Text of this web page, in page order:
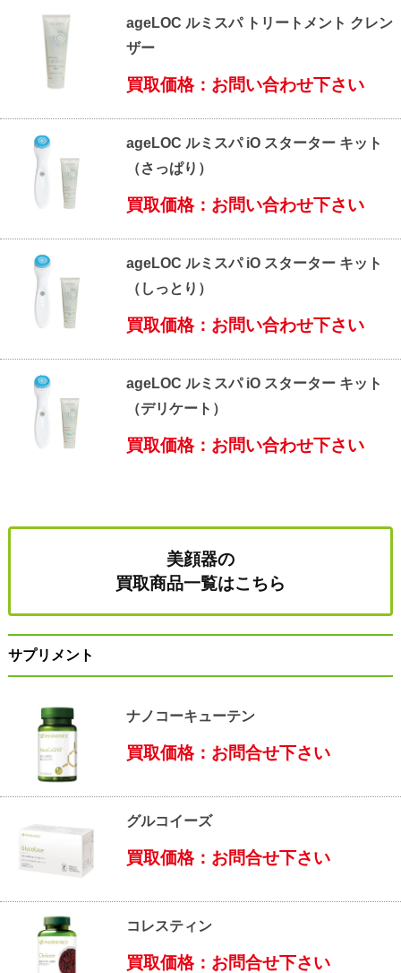
ageLOC ルミスパ トリートメント クレン
ザー
買取価格：お問い合わせ下さい
ageLOC ルミスパ iO スターター キット
（さっぱり）
買取価格：お問い合わせ下さい
ageLOC ルミスパ iO スターター キット
（しっとり）
買取価格：お問い合わせ下さい
ageLOC ルミスパ iO スターター キット
（デリケート）
買取価格：お問い合わせ下さい
美顔器の
買取商品一覧はこちら
サプリメント
ナノコーキューテン
買取価格：お問合せ下さい
グルコイーズ
買取価格：お問合せ下さい
コレスティン
買取価格：お問合せ下さい